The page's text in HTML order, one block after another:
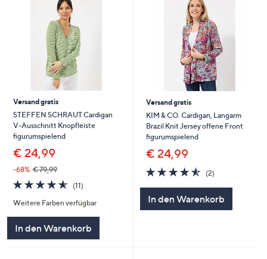
Versand gratis
STEFFEN SCHRAUT Cardigan
V-Ausschnitt Knopfleiste
figurumspielend
€ 24,99
-68% € 79,99
4.5
von
5
(11)11
Weitere Farben verfügbar
In den Warenkorb
Versand gratis
KIM & CO. Cardigan, Langarm
Brazil Knit Jersey offene Front
figurumspielend
€ 24,99
4.5
von
(2)2
In den Warenkorb